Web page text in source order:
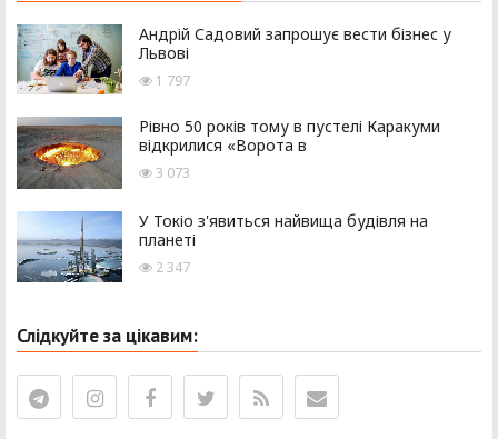
Андрій Садовий запрошує вести бізнес у
Львові
1 797
Рівно 50 років тому в пустелі Каракуми
відкрилися «Ворота в
3 073
У Токіо з'явиться найвища будівля на
планеті
2 347
Слідкуйте за цікавим: